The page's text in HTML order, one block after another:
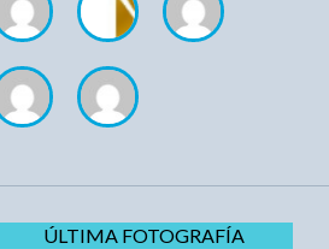
ÚLTIMA FOTOGRAFÍA